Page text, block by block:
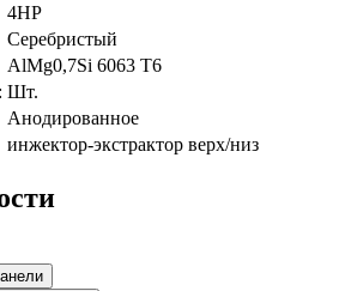
4HP
Серебристый
AlMg0,7Si 6063 Т6
Шт.
Анодированное
инжектор-экстрактор верх/низ